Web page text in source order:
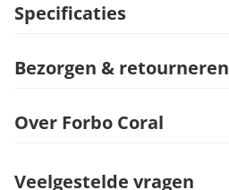
Specificaties
Bezorgen & retourneren
Over Forbo Coral
Veelgestelde vragen